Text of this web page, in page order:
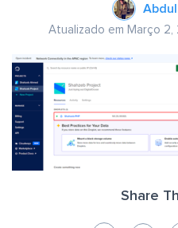
Atualizado em Março 2,
Share